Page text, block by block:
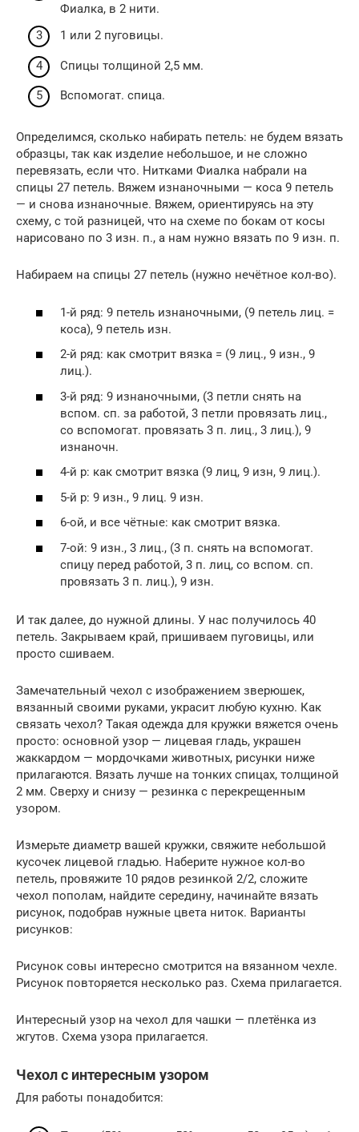
Фиалка, в 2 нити.
1 или 2 пуговицы.
Спицы толщиной 2,5 мм.
Вспомогат. спица.
Определимся, сколько набирать петель: не будем вязать
образцы, так как изделие небольшое, и не сложно
перевязать, если что. Нитками Фиалка набрали на
спицы 27 петель. Вяжем изнаночными — коса 9 петель
— и снова изнаночные. Вяжем, ориентируясь на эту
схему, с той разницей, что на схеме по бокам от косы
нарисовано по 3 изн. п., а нам нужно вязать по 9 изн. п.
Набираем на спицы 27 петель (нужно нечётное кол-во).
1-й ряд: 9 петель изнаночными, (9 петель лиц. =
коса), 9 петель изн.
2-й ряд: как смотрит вязка = (9 лиц., 9 изн., 9
лиц.).
3-й ряд: 9 изнаночными, (3 петли снять на
вспом. сп. за работой, 3 петли провязать лиц.,
со вспомогат. провязать 3 п. лиц., 3 лиц.), 9
изнаночн.
4-й р: как смотрит вязка (9 лиц, 9 изн, 9 лиц.).
5-й р: 9 изн., 9 лиц. 9 изн.
6-ой, и все чётные: как смотрит вязка.
7-ой: 9 изн., 3 лиц., (3 п. снять на вспомогат.
спицу перед работой, 3 п. лиц, со вспом. сп.
провязать 3 п. лиц.), 9 изн.
И так далее, до нужной длины. У нас получилось 40
петель. Закрываем край, пришиваем пуговицы, или
просто сшиваем.
Замечательный чехол с изображением зверюшек,
вязанный своими руками, украсит любую кухню. Как
связать чехол? Такая одежда для кружки вяжется очень
просто: основной узор — лицевая гладь, украшен
жаккардом — мордочками животных, рисунки ниже
прилагаются. Вязать лучше на тонких спицах, толщиной
2 мм. Сверху и снизу — резинка с перекрещенным
узором.
Измерьте диаметр вашей кружки, свяжите небольшой
кусочек лицевой гладью. Наберите нужное кол-во
петель, провяжите 10 рядов резинкой 2/2, сложите
чехол пополам, найдите середину, начинайте вязать
рисунок, подобрав нужные цвета ниток. Варианты
рисунков:
Рисунок совы интересно смотрится на вязанном чехле.
Рисунок повторяется несколько раз. Схема прилагается.
Интересный узор на чехол для чашки — плетёнка из
жгутов. Схема узора прилагается.
Чехол с интересным узором
Для работы понадобится: